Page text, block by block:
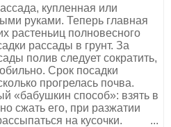
купленная или
руками. Теперь главная
растеньиц полновесного
рассады в грунт. За
полив следует сократить,
Срок посадки
прогрелась почва.
«бабушкин способ»: взять в
сжать его, при разжатии
на кусочки. ...